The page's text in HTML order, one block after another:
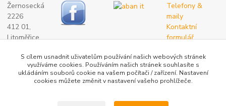
Žernosecká
2226
412 01,
Litoměřice
(+420) 416 733
IČ: 27265382
Telefony &
maily
Kontaktní
formulář
S cílem usnadnit uživatelům používání našich webových stránek
využíváme cookies. Používáním našich stránek souhlasíte s
ukládáním souborů cookie na vašem počítači / zařízení. Nastavení
cookies můžete změnit v nastavení vašeho prohlížeče.